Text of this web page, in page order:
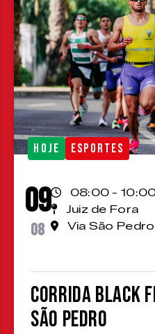
HOJE ESPORTES
09
08
08:00 -
Juiz de Fora
Via São Pedro
Corrida Black
São Pedro